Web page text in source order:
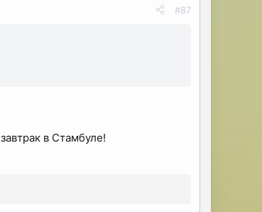
#87
в Стамбуле!